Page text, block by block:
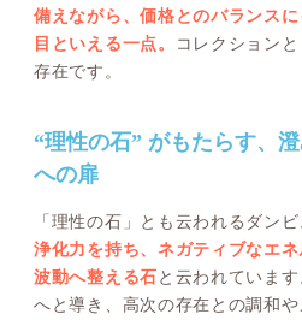
備えながら、価格とのバランス
目といえる一点。
コレクション
存在です。
“理性の石” がもたらす、
への扉
「理性の石」とも云われるダンビ
浄化力を持ち、ネガティブなエ
波動へ整える石と云われていま
へと導き、高次の存在との調和